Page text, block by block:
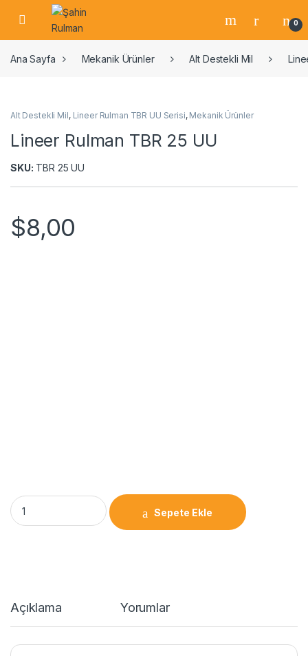
0
Ana Sayfa Mekanik Ürünler Alt Destekli Mil
Alt Destekli Mil, Lineer Rulman TBR UU Serisi, Mekanik Ürünler
Lineer Rulman TBR 25 UU
SKU: TBR 25 UU
$8,00
Sepete Ekle
Açıklama Yorumlar